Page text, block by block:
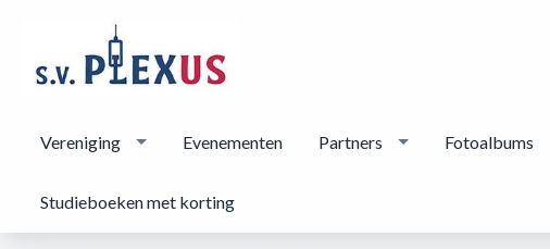
Vereniging Evenementen Partners Fotoalbums
Studieboeken met korting